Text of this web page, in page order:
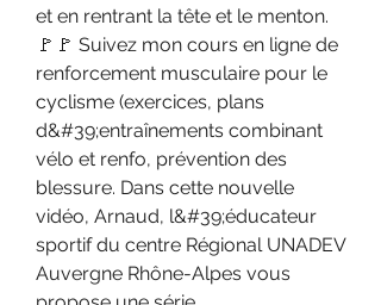
et en rentrant la tête et le menton.
🚩🚩 Suivez mon cours en ligne de
renforcement musculaire pour le
cyclisme (exercices, plans
d&#39;entraînements combinant
vélo et renfo, prévention des
blessure. Dans cette nouvelle
vidéo, Arnaud, l&#39;éducateur
sportif du centre Régional UNADEV
Auvergne Rhône-Alpes vous